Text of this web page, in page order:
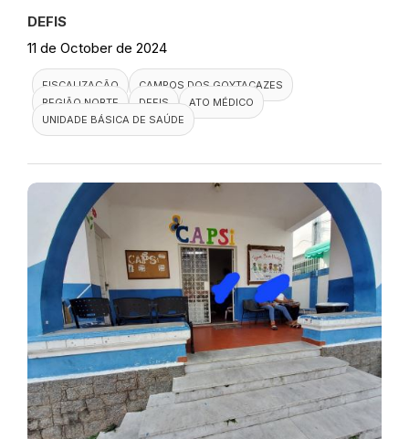
DEFIS
11 de October de 2024
FISCALIZAÇÃO
CAMPOS DOS GOYTACAZES
REGIÃO NORTE
DEFIS
ATO MÉDICO
UNIDADE BÁSICA DE SAÚDE